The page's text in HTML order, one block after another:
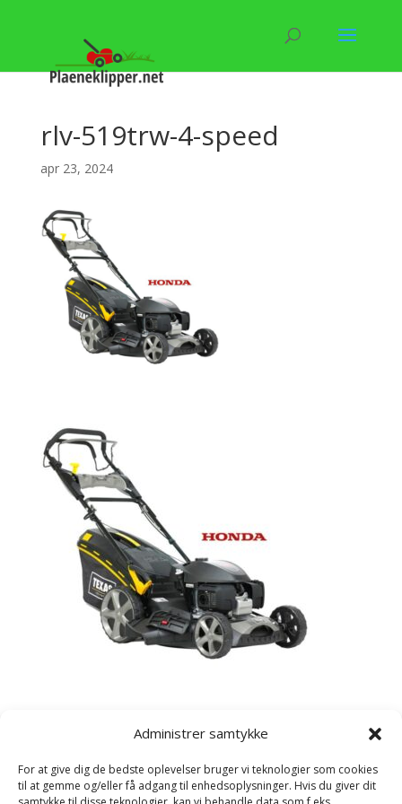
Administrer samtykke
For at give dig de bedste oplevelser bruger vi teknologier som cookies
til at gemme og/eller få adgang til enhedsoplysninger. Hvis du giver dit
rlv-519trw-4-speed
apr 23, 2024
Plæneklipper